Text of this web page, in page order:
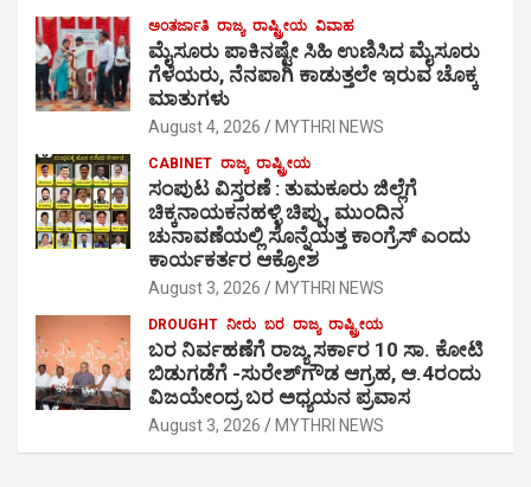
ಅಂತರ್ಜಾತಿ ರಾಜ್ಯ ರಾಷ್ಟ್ರೀಯ ವಿವಾಹ
ಮೈಸೂರು ಪಾಕಿನಷ್ಟೇ ಸಿಹಿ ಉಣಿಸಿದ ಮೈಸೂರು
ಗೆಳೆಯರು, ನೆನಪಾಗಿ ಕಾಡುತ್ತಲೇ ಇರುವ ಚೊಕ್ಕ
ಮಾತುಗಳು
August 4, 2026 MYTHRI NEWS
CABINET ರಾಜ್ಯ ರಾಷ್ಟ್ರೀಯ
ಸಂಪುಟ ವಿಸ್ತರಣೆ : ತುಮಕೂರು ಜಿಲ್ಲೆಗೆ
ಚಿಕ್ಕನಾಯಕನಹಳ್ಳಿ ಚಿಪ್ಪು, ಮುಂದಿನ
ಚುನಾವಣೆಯಲ್ಲಿ ಸೊನ್ನೆಯತ್ತ ಕಾಂಗ್ರೆಸ್ ಎಂದು
ಕಾರ್ಯಕರ್ತರ ಆಕ್ರೋಶ
August 3, 2026 MYTHRI NEWS
DROUGHT ನೀರು ಬರ ರಾಜ್ಯ ರಾಷ್ಟ್ರೀಯ
ಬರ ನಿರ್ವಹಣೆಗೆ ರಾಜ್ಯ ಸರ್ಕಾರ 10 ಸಾ. ಕೋಟಿ
ಬಿಡುಗಡೆಗೆ -ಸುರೇಶ್‍ಗೌಡ ಆಗ್ರಹ, ಆ.4ರಂದು
ವಿಜಯೇಂದ್ರ ಬರ ಅಧ್ಯಯನ ಪ್ರವಾಸ
August 3, 2026 MYTHRI NEWS